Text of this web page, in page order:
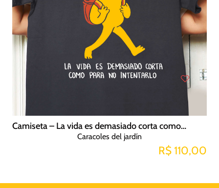
Camiseta – La vida es demasiado corta como para no intentarlo
Caracoles del jardín
R$ 110,00